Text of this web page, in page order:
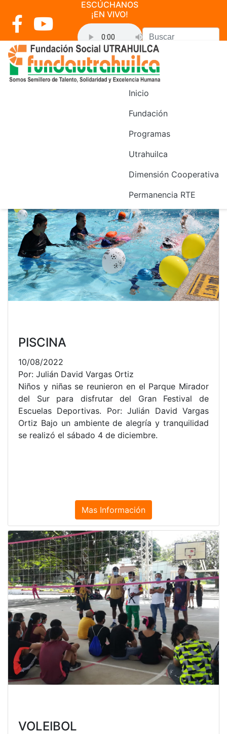
ESCÚCHANOS
¡EN VIVO!
o>
Inicio
Fundación
Programas
Utrahuilca
Dimensión Cooperativa
Permanencia RTE
Noticias
PISCINA
10/08/2022
Por: Julián David Vargas Ortiz
Niños y niñas se reunieron en el Parque Mirador
del Sur para disfrutar del Gran Festival de
Escuelas Deportivas. Por: Julián David Vargas
Ortiz Bajo un ambiente de alegría y tranquilidad
se realizó el sábado 4 de diciembre.
Mas Información
VOLEIBOL